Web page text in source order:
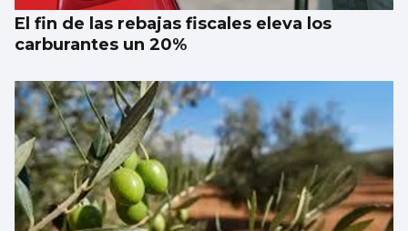
El fin de las rebajas fiscales eleva los
carburantes un 20%